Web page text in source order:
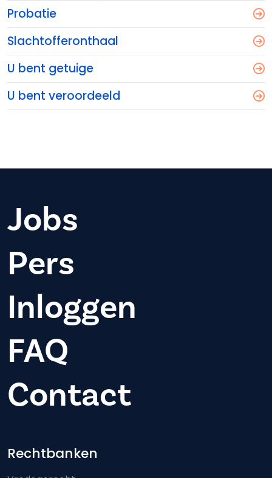
Probatie
Slachtofferonthaal
U bent getuige
U bent veroordeeld
Jobs
Pers
Inloggen
FAQ
Contact
Footer-menu
Rechtbanken